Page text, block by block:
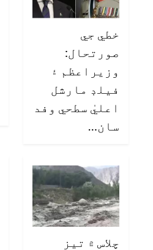
خطي جي
صورتحال:
وزيراعظم ۽
فيلڊ مارشل
اعليٰ سطحي وفد
سان…
چلاس ۾ تيز